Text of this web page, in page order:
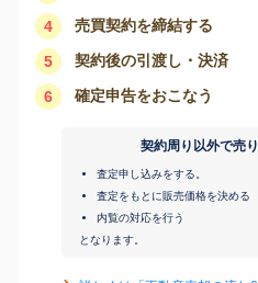
4 売買契約を締結する
5 契約後の引渡し・決済
6 確定申告をおこなう
契約周り以外で売
査定申し込みをする。
査定をもとに販売価格を決める
内覧の対応を行う
となります。